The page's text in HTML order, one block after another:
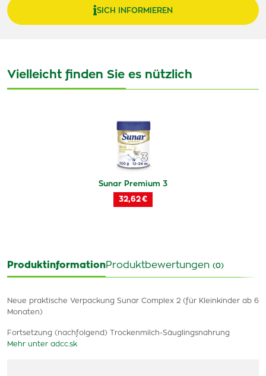
SICH INFORMIEREN
Vielleicht finden Sie es nützlich
Sunar Premium 3
32,62 €
ProduktinformationProduktbewertungen (0)
Neue praktische Verpackung Sunar Complex 2 (für Kleinkinder ab 6
Monaten)
Fortsetzung (nachfolgend) Trockenmilch-Säuglingsnahrung
Mehr unter adcc.sk